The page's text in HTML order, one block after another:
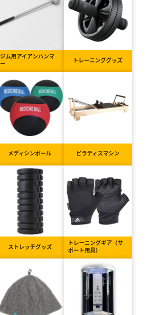
ジム用アイアンハンマ
ー
トレーニンググッズ
メディシンボール ピラティスマシン
ストレッチグッズ
トレーニングギア（サ
ポート用具）